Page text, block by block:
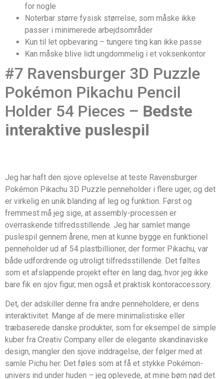
for nogle
Noterbar større fysisk størrelse, som måske ikke
passer i minimerede arbejdsområder
Kun til let opbevaring – tungere ting kan ikke passe
Kan måske blive lidt ungdommelig i et voksenkontor
#7 Ravensburger 3D Puzzle
Pokémon Pikachu Pencil
Holder 54 Pieces – Bedste
interaktive puslespil
Jeg har haft den sjove oplevelse at teste Ravensburger
Pokémon Pikachu 3D Puzzle penneholder i flere uger, og det
er virkelig en unik blanding af leg og funktion. Først og
fremmest må jeg sige, at assembly-processen er
overraskende tilfredsstillende. Jeg har samlet mange
puslespil gennem årene, men at kunne bygge en funktionel
penneholder ud af 54 plastbillioner, der former Pikachu, var
både udfordrende og utroligt tilfredsstillende. Det føltes
som et afslappende projekt efter en lang dag, hvor jeg ikke
bare fik en sjov figur, men også et praktisk kontoraccessory.
Det, der adskiller denne fra andre penneholdere, er dens
interaktivitet. Mange af de mere minimalistiske eller
træbaserede danske produkter, som for eksempel de simple
kuber fra Creativ Company eller de elegante skandinaviske
design, mangler den sjove inddragelse, der følger med at
samle Pichu her. Det føles som at få et stykke Pokémon-
univers ind under huden – jeg oplevede, at mine børn nød det